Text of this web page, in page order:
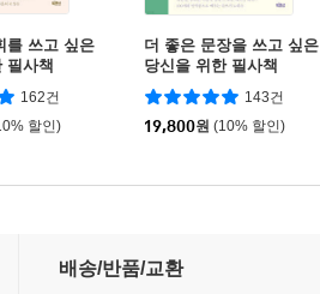
를 쓰고 싶은
필사책
162건
할인)
더 좋은 문장을 쓰고 싶은
당신을 위한 필사책
143건
19,800원 (10% 할인)
배송/반품/교환